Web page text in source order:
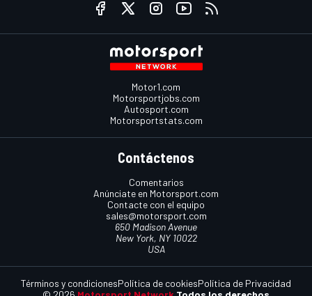
Motor1.com
Motorsportjobs.com
Autosport.com
Motorsportstats.com
Contáctenos
Comentarios
Anúnciate en Motorsport.com
Contacte con el equipo
sales@motorsport.com
650 Madison Avenue
New York, NY 10022
USA
Términos y condicionesPolítica de cookiesPolítica de Privacidad